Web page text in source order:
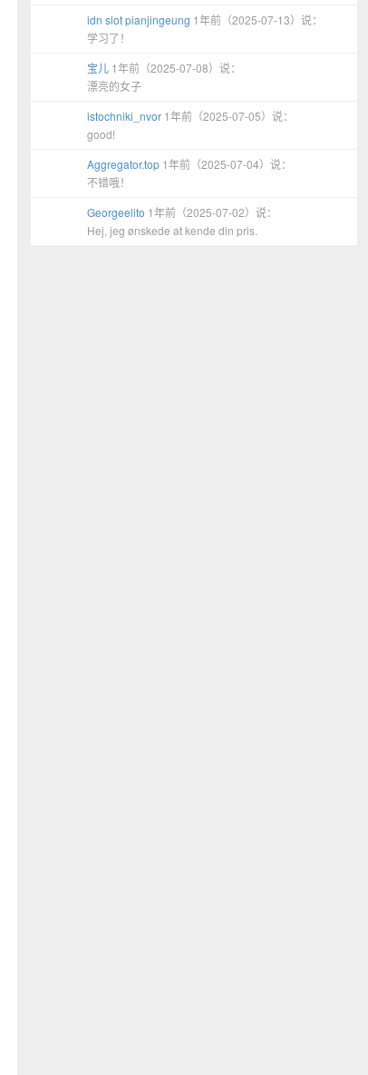
idn slot pianjingeung 1年前（2025-07-13）说：
学习了！
宝儿 1年前（2025-07-08）说：
漂亮的女子
istochniki_nvor 1年前（2025-07-05）说：
good!
Aggregator.top 1年前（2025-07-04）说：
不错哦！
Georgeelito 1年前（2025-07-02）说：
Hej, jeg ønskede at kende din pris.